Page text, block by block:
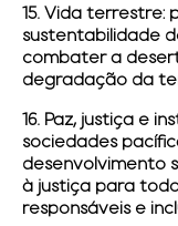
15. Vida terrestre:
sustentabilidade
combater a
degradação da
16. Paz, justiça e
sociedades
desenvolvimento
à justiça para
responsáveis e